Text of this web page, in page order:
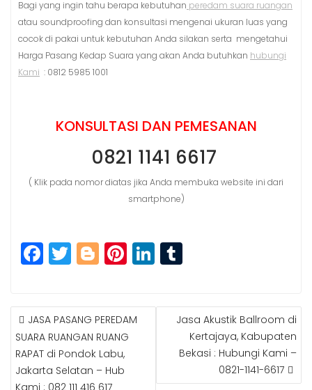
Bagi yang ingin tahu berapa kebutuhan peredam suara ruangan
atau soundproofing dan konsultasi mengenai ukuran luas yang
cocok di pakai untuk kebutuhan Anda silakan serta mengetahui
Harga Pasang Kedap Suara yang akan Anda butuhkan hubungi
Kami : 0812 5985 1001
KONSULTASI DAN PEMESANAN
0821 1141 6617
( Klik pada nomor diatas jika Anda membuka website ini dari
smartphone)
F
a
c
e
b
o
T
w
itt
e
r
Bl
o
g
g
e
r
Pi
n
t
e
r
Li
n
k m
bl
r
O
S
T
JASA PASANG PEREDAM
SUARA RUANGAN RUANG
RAPAT di Pondok Labu,
Jakarta Selatan – Hub
Kami : 082 111 416 617
Jasa Akustik Ballroom di
Kertajaya, Kabupaten
Bekasi : Hubungi Kami –
0821-1141-6617